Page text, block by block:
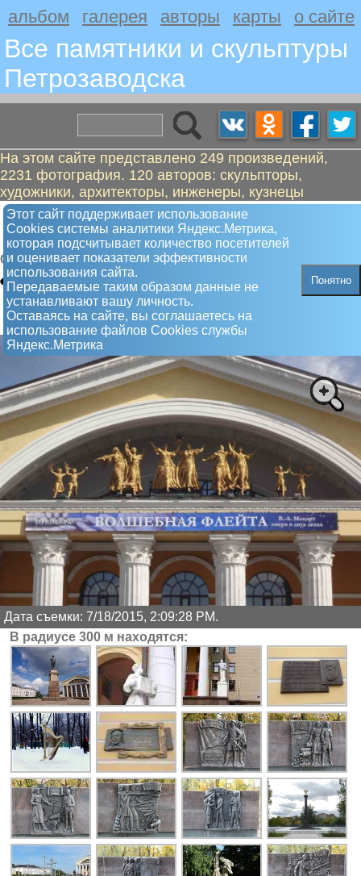
альбом галерея авторы карты о сайте
Все памятники и скульптуры
Петрозаводскa
На этом сайте представлено 249 произведений,
2231 фотография. 120 авторов: скульпторы,
художники, архитекторы, инженеры, кузнецы
Этот сайт поддерживает использование
Сookies системы аналитики Яндекс.Метрика,
которая подсчитывает количество посетителей
и оценивает показатели эффективности
использования сайта.
Передаваемые таким образом данные не
устанавливают вашу личность.
Оставаясь на сайте, вы соглашаетесь на
использование файлов Сookies службы
Яндекс.Метрика
Понятно
Танцоры на фронтоне
Музыкального театра (Дружба)
Скульптура
Дата съемки: 7/18/2015, 2:09:28 PM.
В радиусе 300 м находятся: